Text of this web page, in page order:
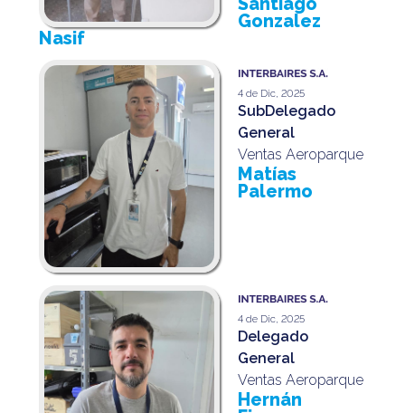
Gonzalez
Nasif
4 de Dic, 2025
SubDelegado
General
Ventas Aeroparque
Matías
Palermo
4 de Dic, 2025
Delegado
General
Ventas Aeroparque
Hernán